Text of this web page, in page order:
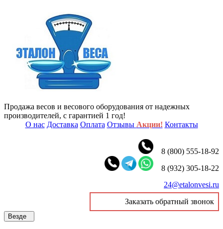
Продажа весов и весового оборудования от надежных
производителей, с гарантией 1 год!
О нас Доставка Оплата Отзывы Акции! Контакты
8 (800) 555-18-92
8 (932) 305-18-22
24@etalonvesi.ru
Заказать обратный звонок
Везде